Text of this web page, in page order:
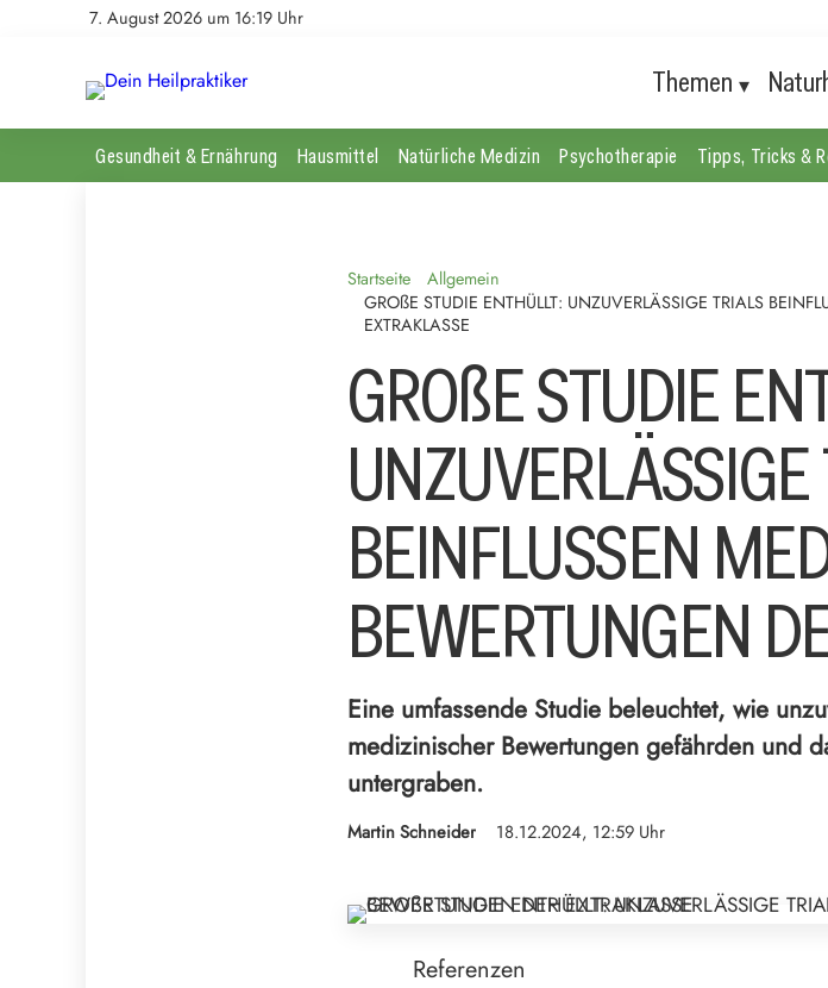
7. August 2026 um 16:19 Uhr
Themen
Gesundheit & Ernährung Hausmittel Natürliche Medizin Psychotherapie Tipps, Tricks &
Startseite
Allgemein
GROßE STUDIE ENTHÜLLT: UNZUVERLÄSSIGE TRIALS
EXTRAKLASSE
GROßE STUDIE
BEINFLUSSEN
BEWERTUNGEN
Eine umfassende Studie beleuchtet, wie
medizinischer Bewertungen gefährden und
untergraben.
Martin Schneider 18.12.2024, 12:59 Uhr
Referenzen